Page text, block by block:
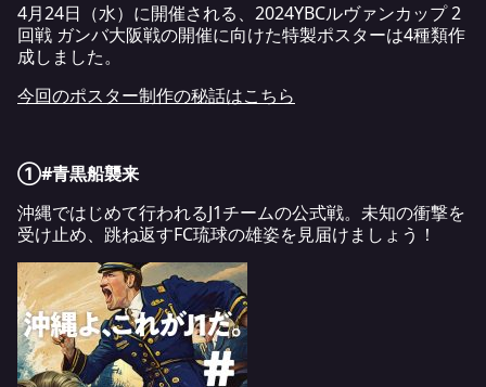
4月24日（水）に開催される、2024YBCルヴァンカップ 2
回戦 ガンバ大阪戦の開催に向けた特製ポスターは4種類作
成しました。
今回のポスター制作の秘話はこちら
①#青黒船襲来
沖縄ではじめて行われるJ1チームの公式戦。未知の衝撃を
受け止め、跳ね返すFC琉球の雄姿を見届けましょう！